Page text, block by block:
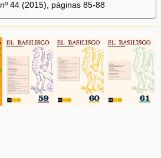
nº 44 (2015), páginas 85-88